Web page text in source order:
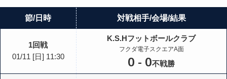
節 日時 対戦相手 会場 結果
1回戦
01/11 [日] 11:30
K.S.Hフットボールクラブ
フクダ電子スクエアA面
0 - 0不戦勝